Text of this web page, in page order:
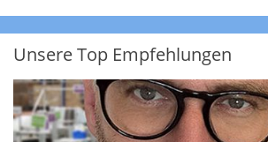
Unsere Top Empfehlungen